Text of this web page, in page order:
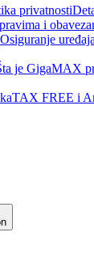
privatnosti
i
Osiguranje uređaja
je GigaMAX
TAX FREE i